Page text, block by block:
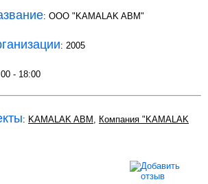
: ООО "KAMALAK ABM"
: 2005
- 18:00
: KAMALAK ABM
Компания "KAMALAK